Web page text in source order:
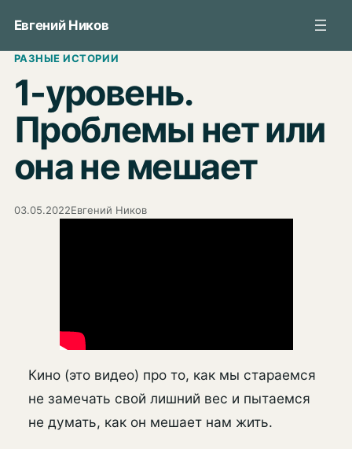
содержимому
Евгений Ников
РАЗНЫЕ ИСТОРИИ
1-уровень.
Проблемы нет или
она не мешает
03.05.2022Евгений Ников
Кино (это видео) про то, как мы стараемся
не замечать свой лишний вес и пытаемся
не думать, как он мешает нам жить.